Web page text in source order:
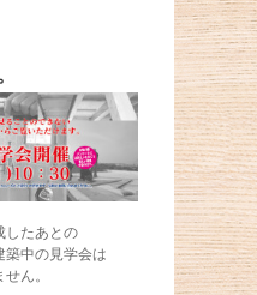
したあとの
築中の見学会は
ん。